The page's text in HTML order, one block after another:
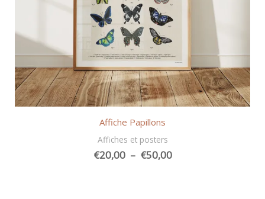
Affiche Papillons
Affiches et posters
€20,00 – €50,00Plage